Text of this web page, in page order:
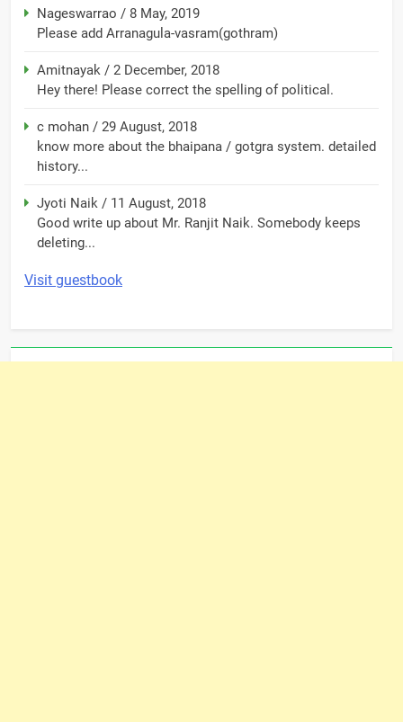
Nageswarrao / 8 May, 2019
Please add Arranagula-vasram(gothram)
Amitnayak / 2 December, 2018
Hey there! Please correct the spelling of political.
c mohan / 29 August, 2018
know more about the bhaipana / gotgra system. detailed
history...
Jyoti Naik / 11 August, 2018
Good write up about Mr. Ranjit Naik. Somebody keeps
deleting...
Visit guestbook